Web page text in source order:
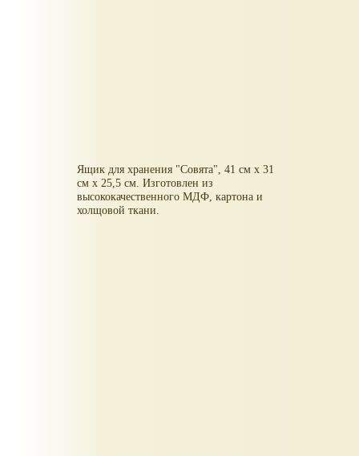
Ящик для хранения "Совята", 41 см х 31
см х 25,5 см. Изготовлен из
высококачественного МДФ, картона и
холщовой ткани.